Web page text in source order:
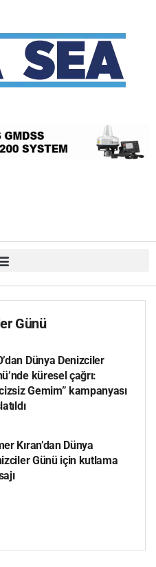
Günü
Dünya Denizciler
küresel çağrı:
Gemim” kampanyası
Kıran’dan Dünya
Günü için kutlama